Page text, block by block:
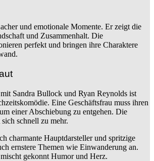
und emotionale Momente. Er zeigt die
und Zusammenhalt. Die
perfekt und bringen ihre Charaktere
Sandra Bullock und Ryan Reynolds ist
Eine Geschäftsfrau muss ihren
einer Abschiebung zu entgehen. Die
schnell zu mehr.
charmante Hauptdarsteller und spritzige
ernstere Themen wie Einwanderung an.
gekonnt Humor und Herz.